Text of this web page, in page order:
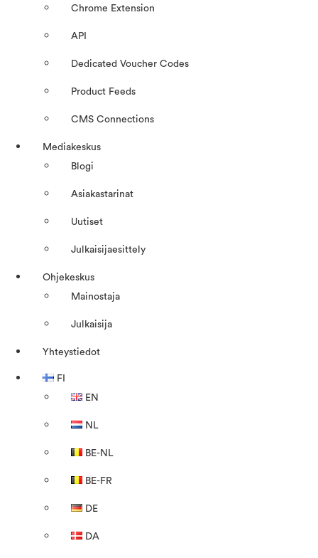
Chrome Extension
API
Dedicated Voucher Codes
Product Feeds
CMS Connections
Mediakeskus
Blogi
Asiakastarinat
Uutiset
Julkaisijaesittely
Ohjekeskus
Mainostaja
Julkaisija
Yhteystiedot
FI
EN
NL
BE-NL
BE-FR
DE
DA